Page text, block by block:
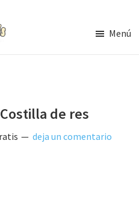
Menú
de res
deja un comentario